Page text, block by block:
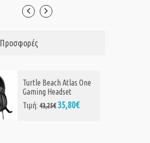
Προσφορές
Turtle Beach Atlas One
Gaming Headset
Τιμή:43,25€ 35,80€